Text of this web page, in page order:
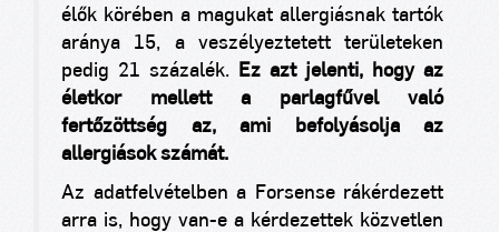
élők körében a magukat allergiásnak tartók
aránya 15, a veszélyeztetett területeken
pedig 21 százalék.
Ez azt jelenti, hogy az
életkor mellett a parlagfűvel való
fertőzöttség az, ami befolyásolja az
allergiások számát.
Az adatfelvételben a Forsense rákérdezett
arra is, hogy van-e a kérdezettek közvetlen